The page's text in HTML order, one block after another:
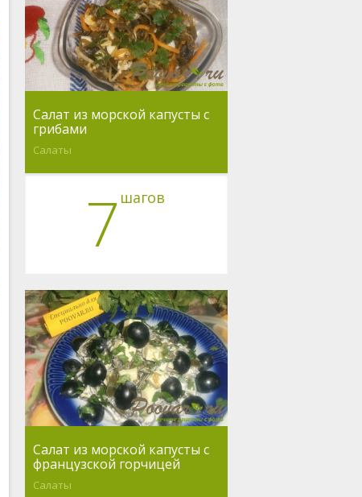
Салат из морской капусты с
грибами
Салаты
7 шагов
Салат из морской капусты с
французской горчицей
Салаты